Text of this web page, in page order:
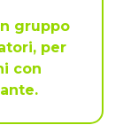
gruppo
per
con